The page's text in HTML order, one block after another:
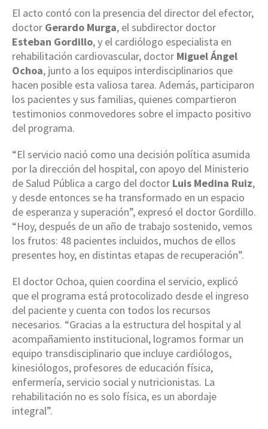
El acto contó con la presencia del director del efector,
doctor Gerardo Murga, el subdirector doctor
Esteban Gordillo, y el cardiólogo especialista en
rehabilitación cardiovascular, doctor Miguel Ángel
Ochoa, junto a los equipos interdisciplinarios que
hacen posible esta valiosa tarea. Además, participaron
los pacientes y sus familias, quienes compartieron
testimonios conmovedores sobre el impacto positivo
del programa.
“El servicio nació como una decisión política asumida
por la dirección del hospital, con apoyo del Ministerio
de Salud Pública a cargo del doctor Luis Medina Ruiz,
y desde entonces se ha transformado en un espacio
de esperanza y superación”, expresó el doctor Gordillo.
“Hoy, después de un año de trabajo sostenido, vemos
los frutos: 48 pacientes incluidos, muchos de ellos
presentes hoy, en distintas etapas de recuperación”.
El doctor Ochoa, quien coordina el servicio, explicó
que el programa está protocolizado desde el ingreso
del paciente y cuenta con todos los recursos
necesarios. “Gracias a la estructura del hospital y al
acompañamiento institucional, logramos formar un
equipo transdisciplinario que incluye cardiólogos,
kinesiólogos, profesores de educación física,
enfermería, servicio social y nutricionistas. La
rehabilitación no es solo física, es un abordaje
integral”.